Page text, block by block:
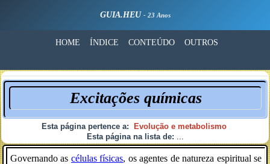
GUIA.HEU - 23 Anos
HOME ÍNDICE CONTEÚDO OUTROS
Excitações químicas
Esta página pertence a:
Evolução e metabolismo
Esta página na lista de: ...
Governando as células físicas, os agentes de natureza espiritual se